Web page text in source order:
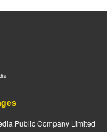
Public Company Limited